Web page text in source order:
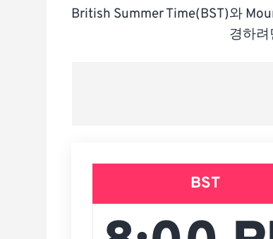
British Summer Time(BST)와
경하려
BST